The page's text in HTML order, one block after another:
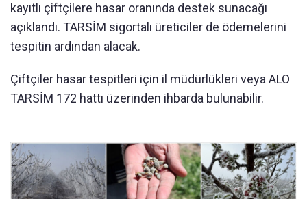
kayıtlı çiftçilere hasar oranında destek sunacağı
açıklandı. TARSİM sigortalı üreticiler de ödemelerini
tespitin ardından alacak.
Çiftçiler hasar tespitleri için il müdürlükleri veya ALO
TARSİM 172 hattı üzerinden ihbarda bulunabilir.